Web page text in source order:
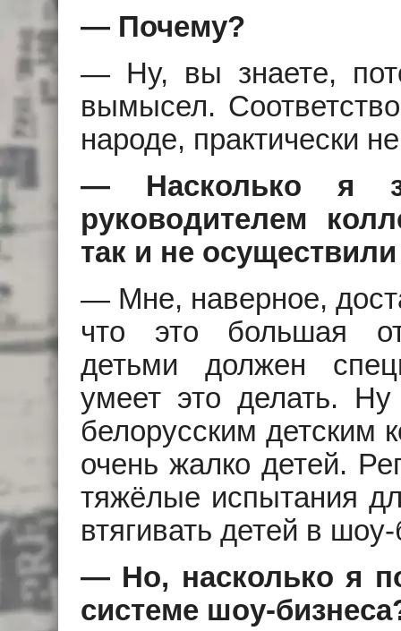
— Почему?
— Ну, вы знаете,
вымысел.
народе, практически
— Насколько я
руководителем
так и не
— Мне, наверное,
что это большая
детьми должен
умеет это делать.
белорусским детским
очень жалко детей.
тяжёлые испытания
втягивать детей в
— Но, насколько я
системе шоу-